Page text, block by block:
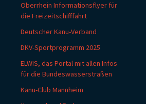
Oberrhein Informationsflyer für
die Freizeitschifffahrt
Deutscher Kanu-Verband
DKV-Sportprogramm 2025
ELWIS, das Portal mit allen Infos
für die Bundeswasserstraßen
Kanu-Club Mannheim